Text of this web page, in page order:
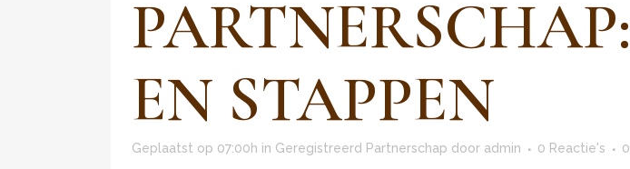
EN STAPPEN
Geplaatst op 07:00h in Geregistreerd Partnerschap door admin 0 Reactie's 0